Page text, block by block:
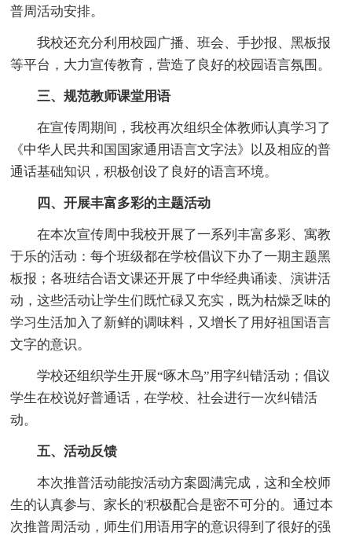
普周活动安排。
我校还充分利用校园广播、班会、手抄报、黑板报
等平台，大力宣传教育，营造了良好的校园语言氛围。
三、规范教师课堂用语
在宣传周期间，我校再次组织全体教师认真学习了
《中华人民共和国国家通用语言文字法》以及相应的普
通话基础知识，积极创设了良好的语言环境。
四、开展丰富多彩的主题活动
在本次宣传周中我校开展了一系列丰富多彩、寓教
于乐的活动：每个班级都在学校倡议下办了一期主题黑
板报；各班结合语文课还开展了中华经典诵读、演讲活
动，这些活动让学生们既忙碌又充实，既为枯燥乏味的
学习生活加入了新鲜的调味料，又增长了用好祖国语言
文字的意识。
学校还组织学生开展“啄木鸟”用字纠错活动；倡议
学生在校说好普通话，在学校、社会进行一次纠错活
动。
五、活动反馈
本次推普活动能按活动方案圆满完成，这和全校师
生的认真参与、家长的'积极配合是密不可分的。通过本
次推普周活动，师生们用语用字的意识得到了很好的强